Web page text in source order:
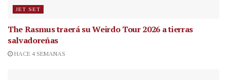
JET SET
The Rasmus traerá su Weirdo Tour 2026 a tierras
salvadoreñas
HACE 4 SEMANAS